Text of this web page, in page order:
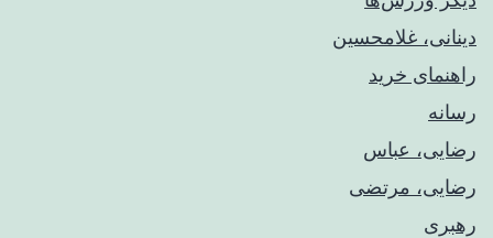
دینانی، غلامحسین
راهنمای خريد
رسانه
رضایی، عباس
رضایی، مرتضی
رهبری